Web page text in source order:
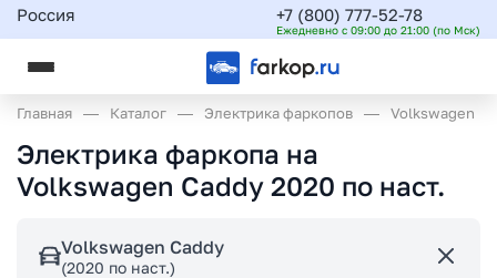
Россия +7 (800) 777-52-78
Ежедневно с 09:00 до 21:00 (по Мск)
Главная Каталог Электрика фаркопов Volkswagen
Электрика фаркопа на
Volkswagen Caddy 2020 по наст.
Volkswagen Caddy
(2020 по наст.)